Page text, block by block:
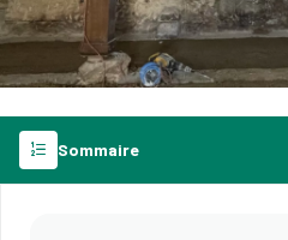
Sommaire